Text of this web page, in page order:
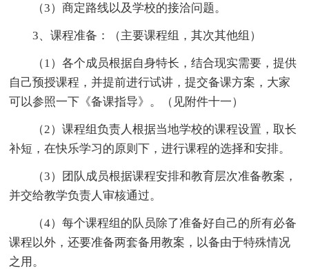
（3）商定路线以及学校的接洽问题。
3、课程准备：（主要课程组，其次其他组）
（1）各个成员根据自身特长，结合现实需要，提供
自己预授课程，并提前进行试讲，提交备课方案，大家
可以参照一下《备课指导》。（见附件十一）
（2）课程组负责人根据当地学校的课程设置，取长
补短，在快乐学习的原则下，进行课程的选择和安排。
（3）团队成员根据课程安排和教育层次准备教案，
并交给教学负责人审核通过。
（4）每个课程组的队员除了准备好自己的所有必备
课程以外，还要准备两套备用教案，以备由于特殊情况
之用。